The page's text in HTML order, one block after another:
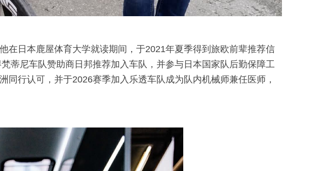
在日本鹿屋体育大学就读期间，于2021年夏季得到旅欧前辈推荐信
蒂尼车队赞助商日邦推荐加入车队，并参与日本国家队后勤保障工
行认可，并于2026赛季加入乐透车队成为队内机械师兼任医师，